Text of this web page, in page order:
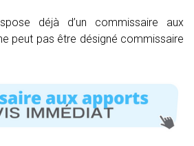
déjà d’un commissaire aux
peut pas être désigné commissaire